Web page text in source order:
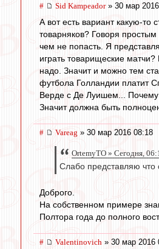
# Sid Kampeador» 30 мар
А вот есть вариант какую-
товарняков? Говоря
чем не попасть. Я
играть товарищеские
надо. Значит и можно тем
футбола Голландии платит
Верде c Де Луишем... Почему
Значит должна быть
# Vareag » 30 мар 2016 08:18
OrtemyTO » Сегодня,
Слабо представляю что
Доброго.
На собственном примере
Полтора года до полного
# Valentinovich » 30 мар 2016